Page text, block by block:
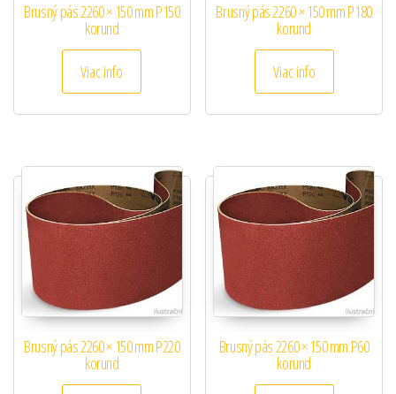
Brusný pás 2260 × 150 mm P150
korund
Viac info
Brusný pás 2260 × 150 mm P180
korund
Viac info
Brusný pás 2260 × 150 mm P220
korund
Brusný pás 2260 × 150 mm P60
korund